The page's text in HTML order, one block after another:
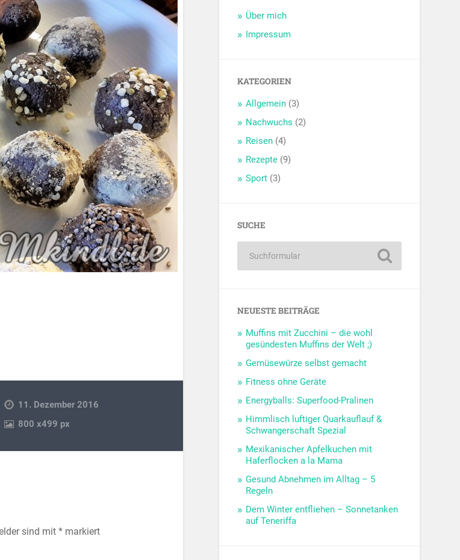
11. Dezember 2016
800x499 px
sind mit *markiert
Über mich
Impressum
KATEGORIEN
Allgemein (3)
Nachwuchs (2)
Reisen (4)
Rezepte (9)
Sport (3)
SUCHE
NEUESTE BEITRÄGE
Muffins mit Zucchini – die wohl
gesündesten Muffins der Welt ;)
Gemüsewürze selbst gemacht
Fitness ohne Geräte
Energyballs: Superfood-Pralinen
Himmlisch luftiger Quarkauflauf &
Schwangerschaft Spezial
Mexikanischer Apfelkuchen mit
Haferflocken a la Mama
Gesund Abnehmen im Alltag – 5
Regeln
Dem Winter entfliehen – Sonnetanken
auf Teneriffa